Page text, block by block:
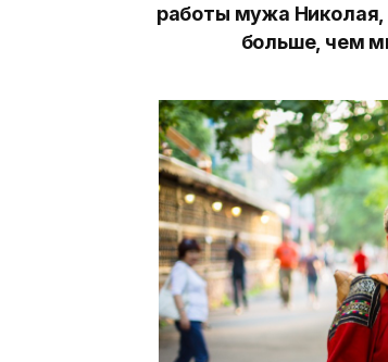
работы мужа Николая,
больше, чем